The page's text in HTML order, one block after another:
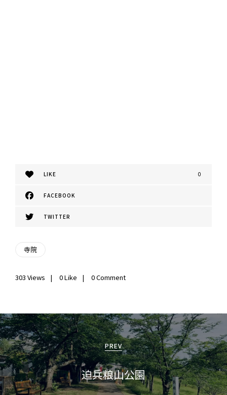
LIKE 0
FACEBOOK
TWITTER
寺院
303 Views 0Like 0 Comment
投
稿
ナ
ビ
PREV
迫兵粮山公園